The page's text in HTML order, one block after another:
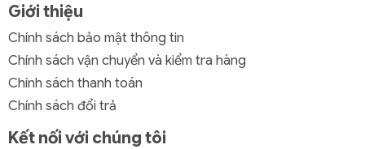
Giới thiệu
Chính sách bảo mật thông tin
Chính sách vận chuyển và kiểm tra hàng
Chính sách thanh toán
Chính sách đổi trả
Kết nối với chúng tôi